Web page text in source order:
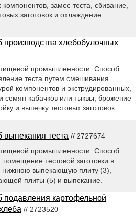
замес теста, сбивание,
заготовок и охлаждение
производства хлебобулочных
промышленности. Способ
теста путем смешивания
компонентов и экструдированных,
семян кабачков или тыквы, брожение
и выпечку тестовых заготовок.
выпекания теста // 2727674
промышленности. Способ
тестовой заготовки в
нижнюю выпекающую плиту (3),
плиты (5) и выпекание.
подавления картофельной
// 2723520